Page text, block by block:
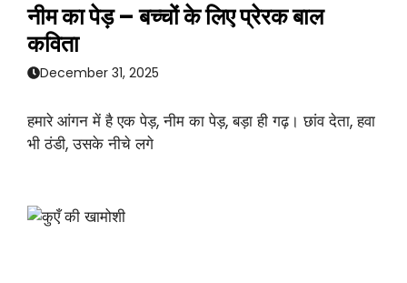
नीम का पेड़ – बच्चों के लिए प्रेरक बाल
कविता
December 31, 2025
हमारे आंगन में है एक पेड़, नीम का पेड़, बड़ा ही गढ़। छांव देता, हवा
भी ठंडी, उसके नीचे लगे